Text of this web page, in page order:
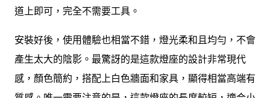
道上即可，完全不需要工具。
安裝好後，使用體驗也相當不錯，燈光柔和且均勻，不會
產生太大的陰影。最驚訝的是這款燈座的設計非常現代
感，顏色簡約，搭配上白色牆面和家具，顯得相當高端有